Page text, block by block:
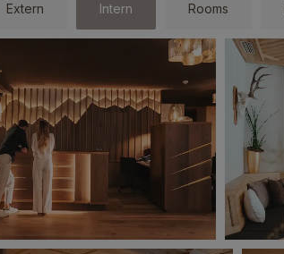
Extern Intern Rooms